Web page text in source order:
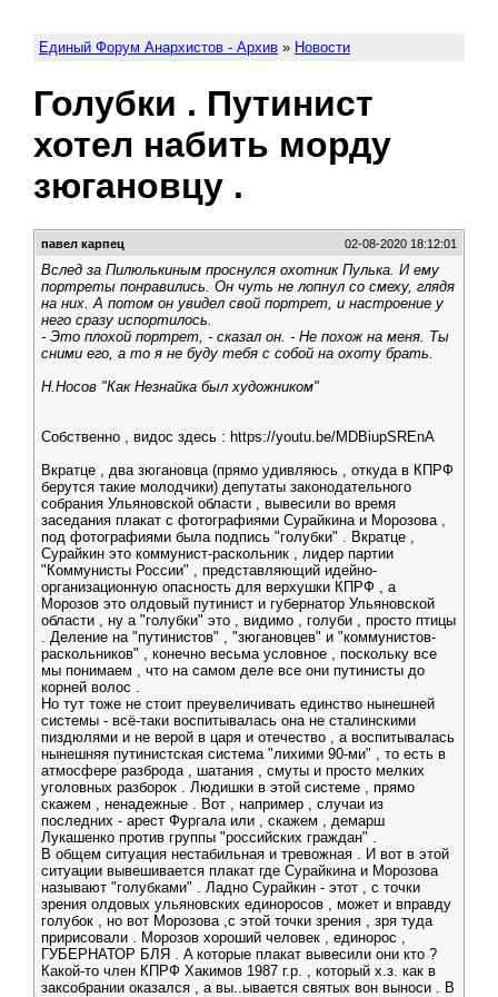
Единый Форум Анархистов - Архив » Новости
Голубки . Путинист
хотел набить морду
зюгановцу .
павел карпец 02-08-2020 18:12:01
Вслед за Пилюлькиным проснулся охотник Пулька. И ему
портреты понравились. Он чуть не лопнул со смеху, глядя
на них. А потом он увидел свой портрет, и настроение у
него сразу испортилось.
- Это плохой портрет, - сказал он. - Не похож на меня. Ты
сними его, а то я не буду тебя с собой на охоту брать.
Н.Носов "Как Незнайка был художником"
Собственно , видос здесь : https://youtu.be/MDBiupSREnA
Вкратце , два зюгановца (прямо удивляюсь , откуда в КПРФ
берутся такие молодчики) депутаты законодательного
собрания Ульяновской области , вывесили во время
заседания плакат с фотографиями Сурайкина и Морозова ,
под фотографиями была подпись "голубки" . Вкратце ,
Сурайкин это коммунист-раскольник , лидер партии
"Коммунисты России" , представляющий идейно-
организационную опасность для верхушки КПРФ , а
Морозов это олдовый путинист и губернатор Ульяновской
области , ну а "голубки" это , видимо , голуби , просто птицы
. Деление на "путинистов" , "зюгановцев" и "коммунистов-
раскольников" , конечно весьма условное , поскольку все
мы понимаем , что на самом деле все они путинисты до
корней волос .
Но тут тоже не стоит преувеличивать единство нынешней
системы - всё-таки воспитывалась она не сталинскими
пиздюлями и не верой в царя и отечество , а воспитывалась
нынешняя путинистская система "лихими 90-ми" , то есть в
атмосфере разброда , шатания , смуты и просто мелких
уголовных разборок . Людишки в этой системе , прямо
скажем , ненадежные . Вот , например , случаи из
последних - арест Фургала или , скажем , демарш
Лукашенко против группы "российских граждан" .
В общем ситуация нестабильная и тревожная . И вот в этой
ситуации вывешивается плакат где Сурайкина и Морозова
называют "голубками" . Ладно Сурайкин - этот , с точки
зрения олдовых ульяновских единоросов , может и вправду
голубок , но вот Морозова ,с этой точки зрения , зря туда
пририсовали . Морозов хороший человек , единорос ,
ГУБЕРНАТОР БЛЯ . A которые плакат вывесили они кто ?
Какой-то член КПРФ Хакимов 1987 г.р. , который х.з. как в
заксобрании оказался , а вы..ывается святых вон выноси . В